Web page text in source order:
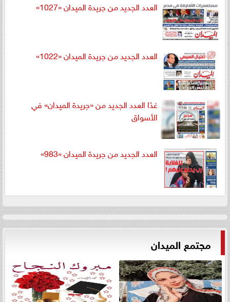
العدد الجديد من جريدة الميدان «1027»
العدد الجديد من جريدة الميدان «1022»
غدًا العدد الجديد من «جريدة الميدان» في
الأسواق
العدد الجديد من جريدة الميدان «983»
مجتمع الميدان